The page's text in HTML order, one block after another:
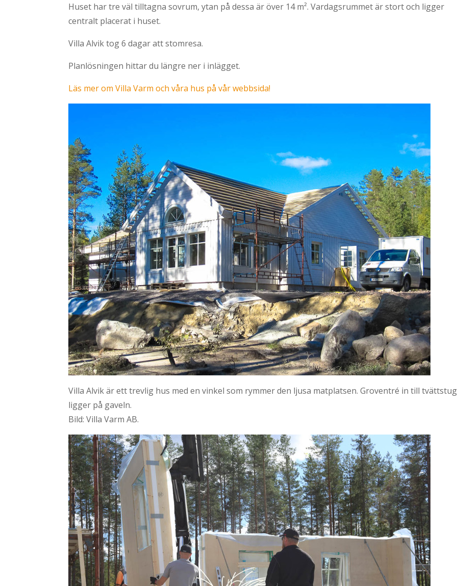
Huset har tre väl tilltagna sovrum, ytan på dessa är över 14 m². Vardagsrummet är stort och ligger
centralt placerat i huset.
Villa Alvik tog 6 dagar att stomresa.
Planlösningen hittar du längre ner i inlägget.
Läs mer om Villa Varm och våra hus på vår webbsida!
Villa Alvik är ett trevlig hus med en vinkel som rymmer den ljusa matplatsen. Groventré in till
ligger på gaveln.
Bild: Villa Varm AB.